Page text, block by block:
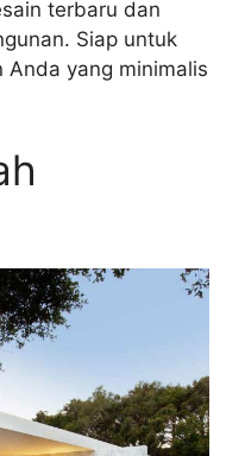
terbaru dan
Siap untuk
Anda yang minimalis